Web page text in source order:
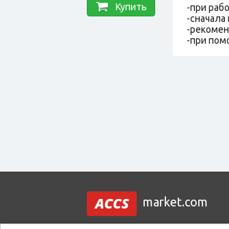
Купить
-при
-
-
-при
market.com